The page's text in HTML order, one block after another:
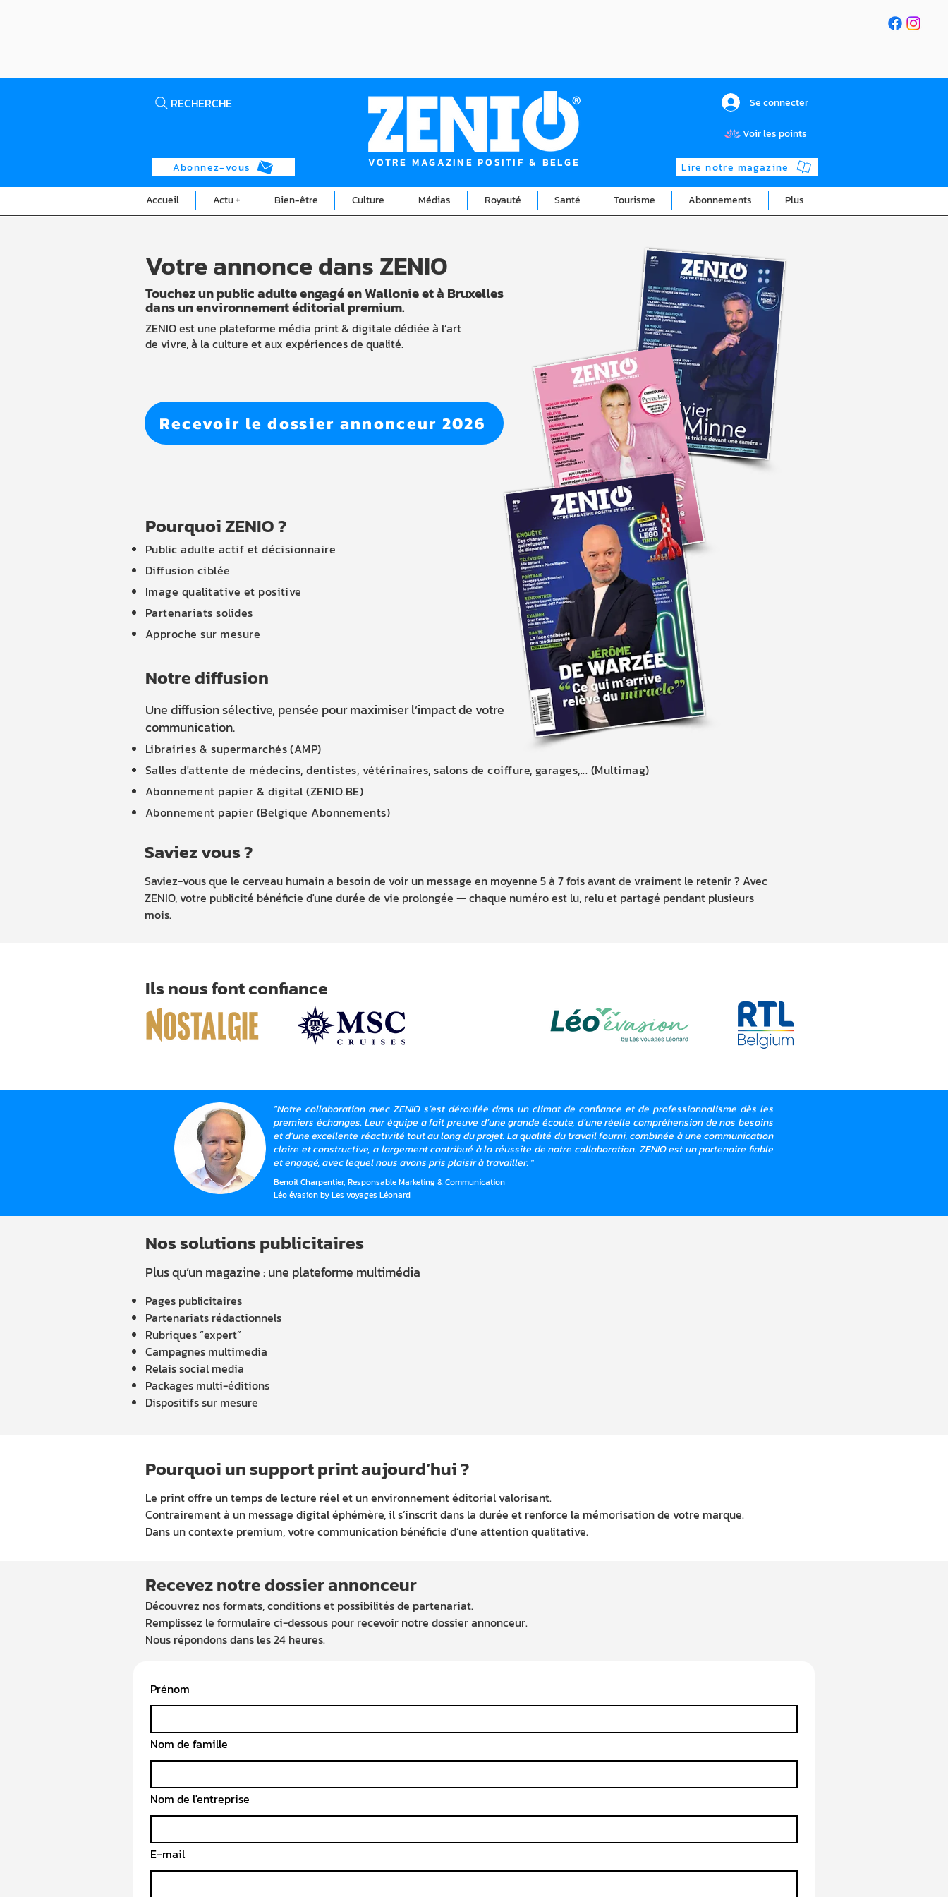
RECHERCHE
Abonnez-vous VOTRE MAGAZINE POSITIF & BELGE
Se connecter
Voir les points
Lire notre magazine
Accueil Actu + Bien-être Culture Médias Royauté Santé Tourisme Abonnements Plus
Votre annonce dans ZENIO
Touchez un public adulte engagé en Wallonie et à Bruxelles
dans un environnement éditorial premium.
ZENIO est une plateforme média print & digitale dédiée à l’art
de vivre, à la culture et aux expériences de qualité.
Recevoir le dossier annonceur 2026
Pourquoi ZENIO ?
Public adulte actif et décisionnaire
Diffusion ciblée
Image qualitative et positive
Partenariats solides
Approche sur mesure
Notre diffusion
Une diffusion sélective, pensée pour maximiser l’impact de votre
communication.
Librairies & supermarchés (AMP)
Salles d'attente de médecins, dentistes, vétérinaires, salons de coiffure, garages,... (Multimag)
Abonnement papier & digital (ZENIO.BE)
Abonnement papier (Belgique Abonnements)
Saviez vous ?
Saviez-vous que le cerveau humain a besoin de voir un message en moyenne 5 à 7 fois avant de vraiment le retenir ? Avec
ZENIO, votre publicité bénéficie d'une durée de vie prolongée — chaque numéro est lu, relu et partagé pendant plusieurs
mois.
Ils nous font confiance
"Notre collaboration avec ZENIO s’est déroulée dans un climat de confiance et de professionnalisme dès les
premiers échanges. Leur équipe a fait preuve d’une grande écoute, d’une réelle compréhension de nos besoins
et d’une excellente réactivité tout au long du projet. La qualité du travail fourni, combinée à une communication
claire et constructive, a largement contribué à la réussite de notre collaboration. ZENIO est un partenaire fiable
et engagé, avec lequel nous avons pris plaisir à travailler. "
Benoit Charpentier, Responsable Marketing & Communication
Léo évasion by Les voyages Léonard
Nos solutions publicitaires
Plus qu’un magazine : une plateforme multimédia
Pages publicitaires
Partenariats rédactionnels
Rubriques “expert”
Campagnes multimedia
Relais social media
Packages multi-éditions
Dispositifs sur mesure
Pourquoi un support print aujourd’hui ?
Le print offre un temps de lecture réel et un environnement éditorial valorisant.
Contrairement à un message digital éphémère, il s’inscrit dans la durée et renforce la mémorisation de votre marque.
Dans un contexte premium, votre communication bénéficie d’une attention qualitative.
Recevez notre dossier annonceur
Découvrez nos formats, conditions et possibilités de partenariat.
Remplissez le formulaire ci-dessous pour recevoir notre dossier annonceur.
Nous répondons dans les 24 heures.
Prénom
Nom de famille
Nom de l'entreprise
E‑mail